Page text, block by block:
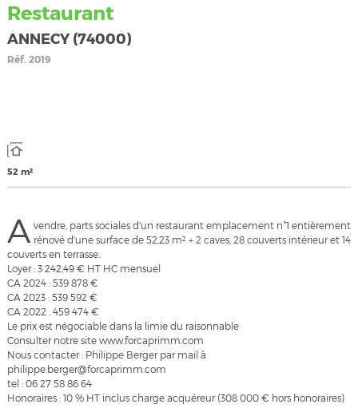
Restaurant
ANNECY (74000)
Réf.2019
52 m²
A vendre, parts sociales d'un restaurant emplacement n°1 entièrement
rénové d'une surface de 52,23 m² + 2 caves, 28 couverts intérieur et 14
couverts en terrasse.
Loyer : 3 242,49 € HT HC mensuel
CA 2024 : 539 878 €
CA 2023 : 539 592 €
CA 2022 . 459 474 €
Le prix est négociable dans la limie du raisonnable
Consulter notre site www.forcaprimm.com
Nous contacter : Philippe Berger par mail à
philippe.berger@forcaprimm.com
tel : 06 27 58 86 64
Honoraires : 10 % HT inclus charge acquéreur (308 000 € hors honoraires)